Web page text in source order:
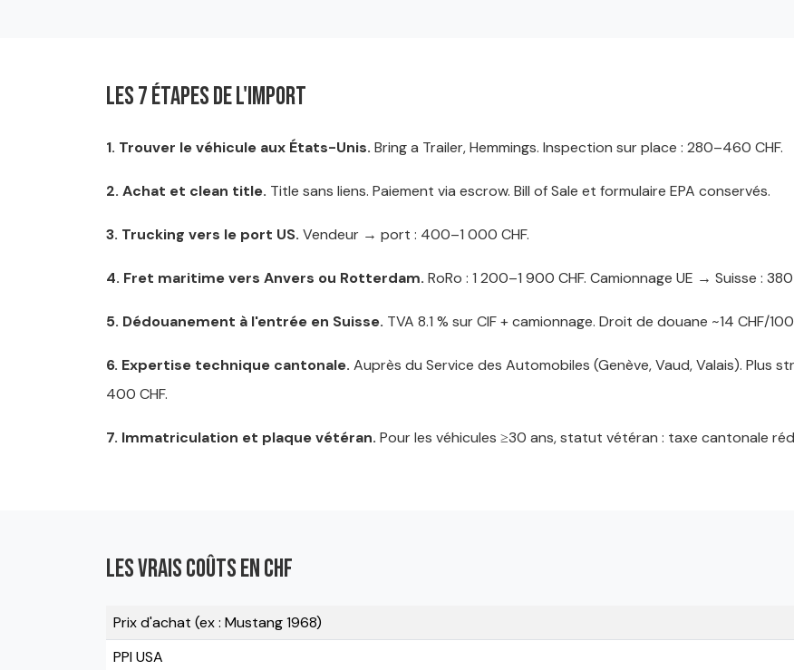
Les 7 étapes de l'import
1. Trouver le véhicule aux États-Unis. Bring a Trailer, Hemmings. Inspection sur place : 280–460 CHF.
2. Achat et clean title. Title sans liens. Paiement via escrow. Bill of Sale et formulaire EPA conservés.
3. Trucking vers le port US. Vendeur → port : 400–1 000 CHF.
4. Fret maritime vers Anvers ou Rotterdam. RoRo : 1 200–1 900 CHF. Camionnage UE → Suisse :
5. Dédouanement à l'entrée en Suisse. TVA 8.1 % sur CIF + camionnage. Droit de douane ~14 CHF/
6. Expertise technique cantonale. Auprès du Service des Automobiles (Genève, Vaud, Valais). Plus
400 CHF.
7. Immatriculation et plaque vétéran. Pour les véhicules ≥30 ans, statut vétéran : taxe cantonale
Les vrais coûts en CHF
Prix d'achat (ex : Mustang 1968)
PPI USA